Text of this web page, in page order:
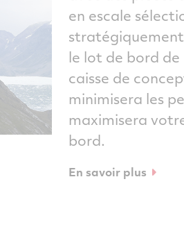
en escale
le lot de bord
caisse de
minimisera les
maximisera
bord.
En savoir plus